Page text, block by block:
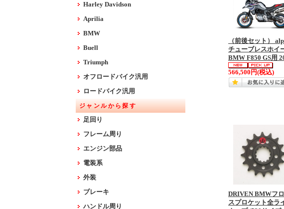
Harley Davidson
Aprilia
BMW
Buell
Triumph
オフロードバイク汎用
ロードバイク汎用
ジャンルから探す
足回り
フレーム周り
エンジン部品
電装系
外装
ブレーキ
ハンドル周り
（前後セット）
チューブレスホイ
BMW F850 GS用
566,500円(税込)
DRIVEN BMWフ
スプロケット全ラ